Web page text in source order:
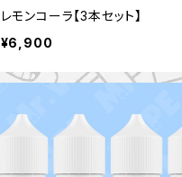
レモンコーラ【3本セット】
¥6,900